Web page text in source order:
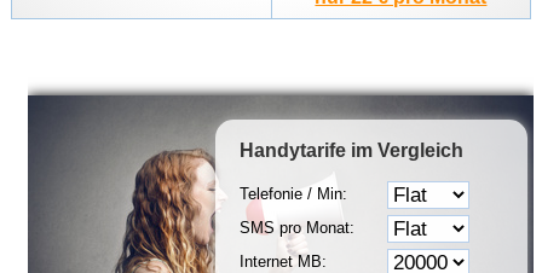
Handytarife im Vergleich
Telefonie / Min:
SMS pro Monat:
Internet MB: